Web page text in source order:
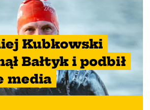
Kubkowski
Bałtyk i podbił
media